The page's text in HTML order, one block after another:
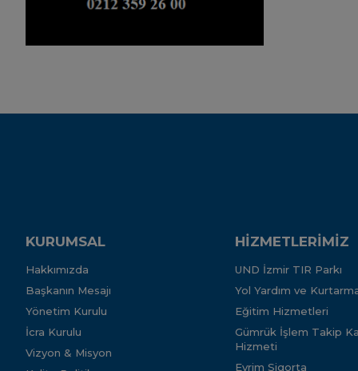
KURUMSAL
Hakkımızda
Başkanın Mesajı
Yönetim Kurulu
İcra Kurulu
Vizyon & Misyon
HİZMETLERİMİZ
UND İzmir TIR Parkı
Yol Yardım ve
Eğitim Hizmetleri
Gümrük İşlem Takip
Hizmeti
Evrim Sigorta